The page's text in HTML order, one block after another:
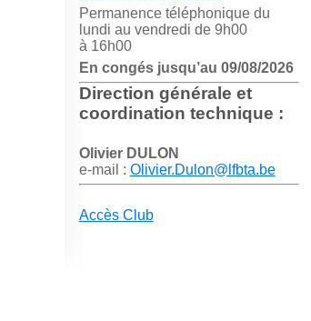
Permanence téléphonique du
lundi au vendredi de 9h00
à 16h00
En congés jusqu’au 09/08/2026
Direction générale et
coordination technique :
Olivier DULON
e-mail : Olivier.Dulon@lfbta.be
Accès Club